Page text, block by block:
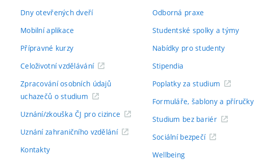
Dny otevřených dveří
Mobilní aplikace
Přípravné kurzy
Celoživotní vzdělávání
Zpracování osobních údajů
uchazečů o studium
Uznání/zkouška ČJ pro cizince
Uznání zahraničního vzdělání
Kontakty
Odborná praxe
Studentské spolky a týmy
Nabídky pro studenty
Stipendia
Poplatky za studium
Formuláře, šablony a příručky
Studium bez bariér
Sociální bezpečí
Wellbeing